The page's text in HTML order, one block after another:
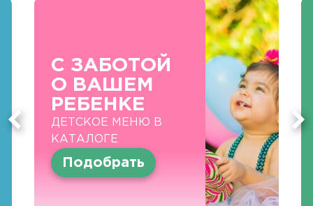
С ЗАБОТОЙ
О ВАШЕМ
РЕБЕНКЕ
ДЕТСКОЕ МЕНЮ В
КАТАЛОГЕ
Подобрать